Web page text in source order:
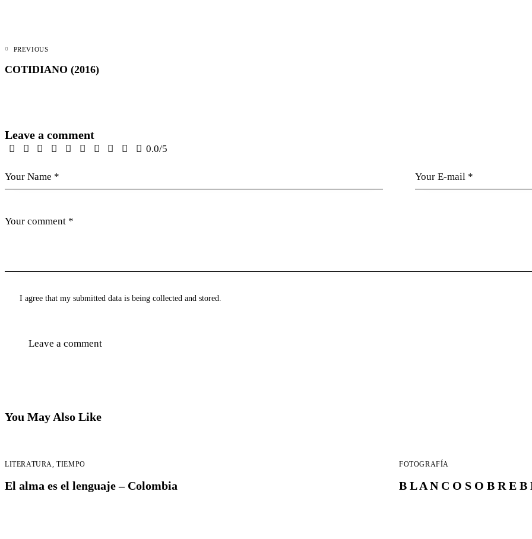
PREVIOUS
COTIDIANO (2016)
Leave a comment
0.0/5
I agree that my submitted data is being collected and stored.
You May Also Like
LITERATURA,TIEMPO
El alma es el lenguaje – Colombia
FOTOGRAFÍA
B L A N C O S O B R E B